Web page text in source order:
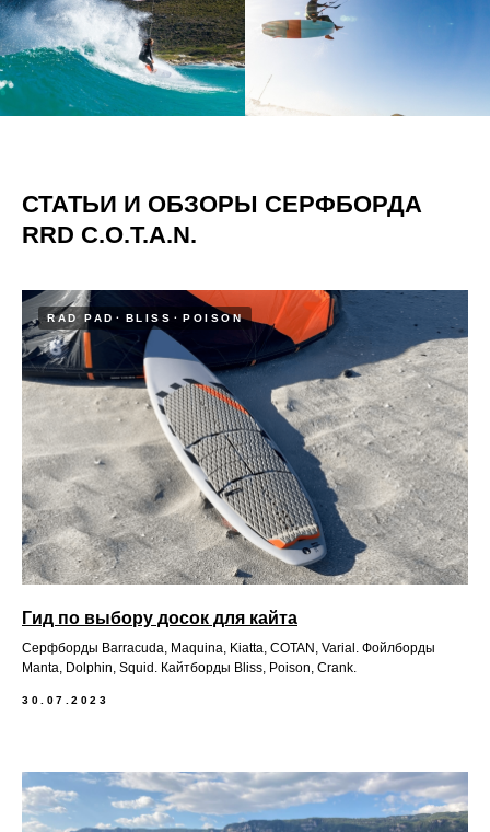
СТАТЬИ И ОБЗОРЫ СЕРФБОРДА
RRD C.O.T.A.N.
RAD PAD BLISS POISON
Гид по выбору досок для кайта
Серфборды Barracuda, Maquina, Kiatta, COTAN, Varial. Фойлборды
Manta, Dolphin, Squid. Кайтборды Bliss, Poison, Crank.
30.07.2023